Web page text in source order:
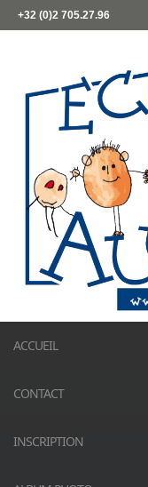
+32 (0)2 705.27.96
ACCUEIL
CONTACT
INSCRIPTION